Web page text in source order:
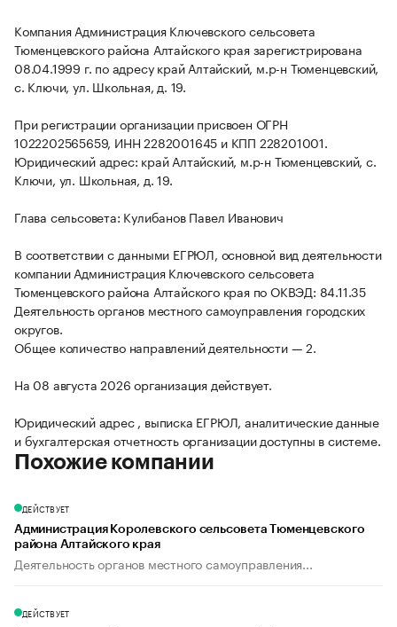
Компания Администрация Ключевского сельсовета
Тюменцевского района Алтайского края зарегистрирована
08.04.1999 г. по адресу край Алтайский, м.р-н Тюменцевский,
с. Ключи, ул. Школьная, д. 19.
При регистрации организации присвоен ОГРН
1022202565659, ИНН 2282001645 и КПП 228201001.
Юридический адрес: край Алтайский, м.р-н Тюменцевский, с.
Ключи, ул. Школьная, д. 19.
Глава сельсовета: Кулибанов Павел Иванович
В соответствии с данными ЕГРЮЛ, основной вид деятельности
компании Администрация Ключевского сельсовета
Тюменцевского района Алтайского края по ОКВЭД: 84.11.35
Деятельность органов местного самоуправления городских
округов.
Общее количество направлений деятельности — 2.
На 08 августа 2026 организация действует.
Юридический адрес , выписка ЕГРЮЛ, аналитические данные
и бухгалтерская отчетность организации доступны в системе.
Похожие компании
ДЕЙСТВУЕТ
Администрация Королевского сельсовета Тюменцевского
района Алтайского края
Деятельность органов местного самоуправления...
ДЕЙСТВУЕТ